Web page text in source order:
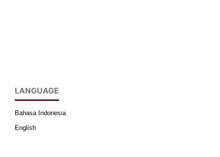
LANGUAGE
Bahasa Indonesia
English